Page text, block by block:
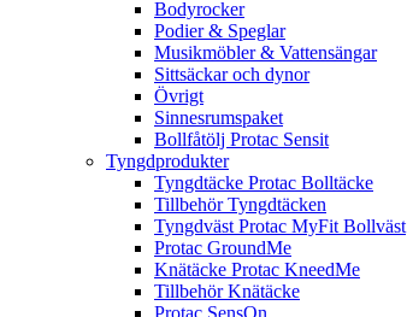
Bodyrocker
Podier & Speglar
Musikmöbler & Vattensängar
Sittsäckar och dynor
Övrigt
Sinnesrumspaket
Bollfåtölj Protac Sensit
Tyngdprodukter
Tyngdtäcke Protac Bolltäcke
Tillbehör Tyngdtäcken
Tyngdväst Protac MyFit Bollväst
Protac GroundMe
Knätäcke Protac KneedMe
Tillbehör Knätäcke
Protac SensOn